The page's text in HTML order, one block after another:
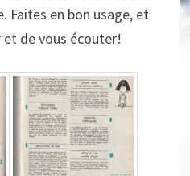
Faites en bon usage, et
et de vous écouter!